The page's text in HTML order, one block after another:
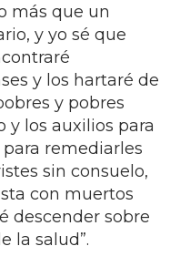
más que un
y yo sé que
y los hartaré de
y pobres
y los auxilios para
para remediarles
sin consuelo,
con muertos
descender sobre
la salud”.